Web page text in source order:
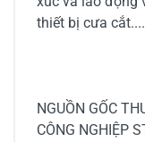
thiết bị cưa cắt....
NGUỒN GỐC
CÔNG NGHIỆP